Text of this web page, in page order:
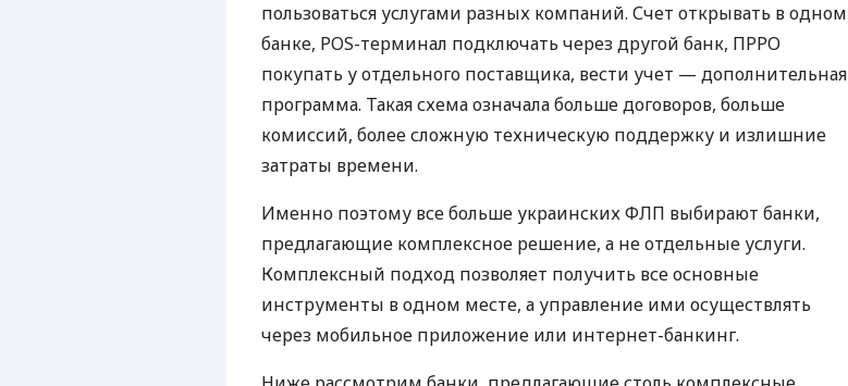
пользоваться услугами разных компаний. Счет открывать в одном
банке, POS-терминал подключать через другой банк, ПРРО
покупать у отдельного поставщика, вести учет — дополнительная
программа. Такая схема означала больше договоров, больше
комиссий, более сложную техническую поддержку и излишние
затраты времени.
Именно поэтому все больше украинских ФЛП выбирают банки,
предлагающие комплексное решение, а не отдельные услуги.
Комплексный подход позволяет получить все основные
инструменты в одном месте, а управление ими осуществлять
через мобильное приложение или интернет-банкинг.